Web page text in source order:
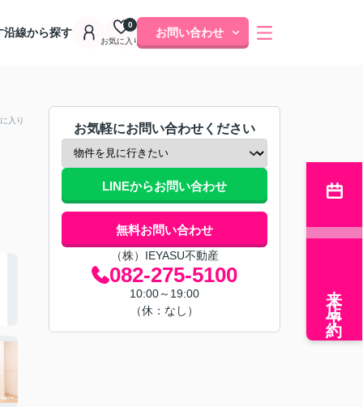
沿線から探す
お気に入り
0
お問い合わせ
入り
お気軽にお問い合わせください
LINEからお問い合わせ
無料お問い合わせ
（株）IEYASU不動産
082-275-5100
10:00～19:00
（休：なし）
来店予約